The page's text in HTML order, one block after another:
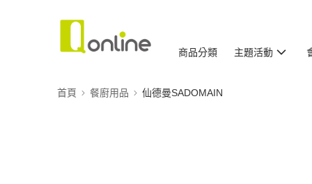
商品分類 主題活動
首頁 餐廚用品 仙德曼SADOMAIN